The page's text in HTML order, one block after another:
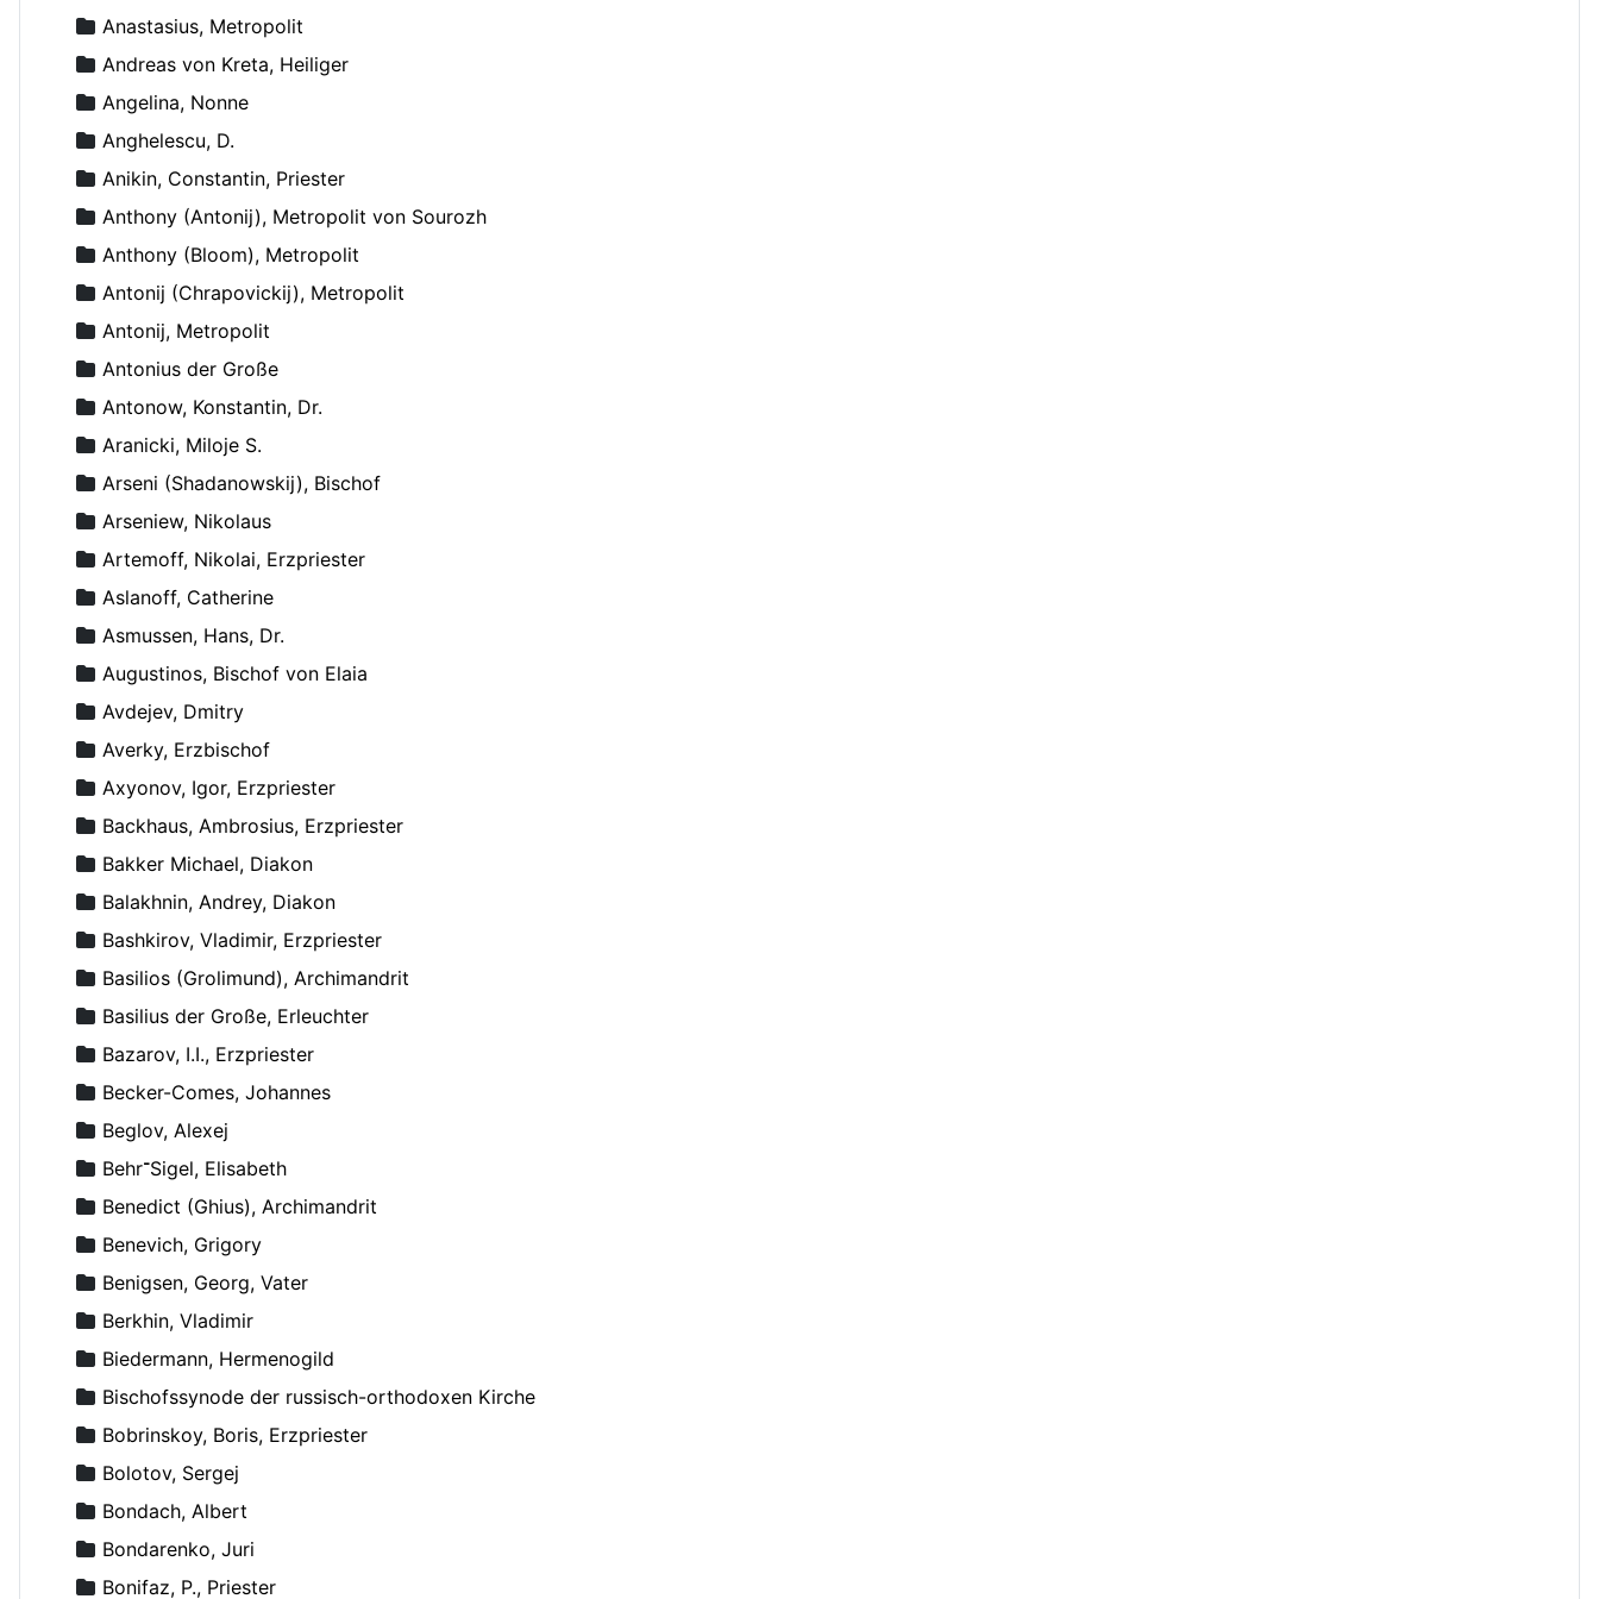
Anastasius, Metropolit
Andreas von Kreta, Heiliger
Angelina, Nonne
Anghelescu, D.
Anikin, Constantin, Priester
Anthony (Antonij), Metropolit von Sourozh
Anthony (Bloom), Metropolit
Antonij (Chrapovickij), Metropolit
Antonij, Metropolit
Antonius der Große
Antonow, Konstantin, Dr.
Aranicki, Miloje S.
Arseni (Shadanowskij), Bischof
Arseniew, Nikolaus
Artemoff, Nikolai, Erzpriester
Aslanoff, Catherine
Asmussen, Hans, Dr.
Augustinos, Bischof von Elaia
Avdejev, Dmitry
Averky, Erzbischof
Axyonov, Igor, Erzpriester
Backhaus, Ambrosius, Erzpriester
Bakker Michael, Diakon
Balakhnin, Andrey, Diakon
Bashkirov, Vladimir, Erzpriester
Basilios (Grolimund), Archimandrit
Basilius der Große, Erleuchter
Bazarov, I.I., Erzpriester
Becker-Comes, Johannes
Beglov, Alexej
Behr־Sigel, Elisabeth
Benedict (Ghius), Archimandrit
Benevich, Grigory
Benigsen, Georg, Vater
Berkhin, Vladimir
Biedermann, Hermenogild
Bischofssynode der russisch-orthodoxen Kirche
Bobrinskoy, Boris, Erzpriester
Bolotov, Sergej
Bondach, Albert
Bondarenko, Juri
Bonifaz, P., Priester